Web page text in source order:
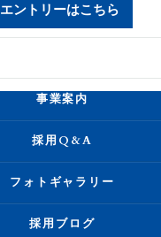
エントリーはこちら
事業案内
採用Q&A
フォトギャラリー
採用ブログ